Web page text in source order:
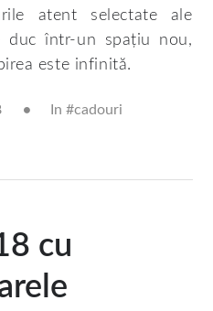
atent selectate ale
duc într-un spațiu nou,
este infinită.
In #cadouri
cu